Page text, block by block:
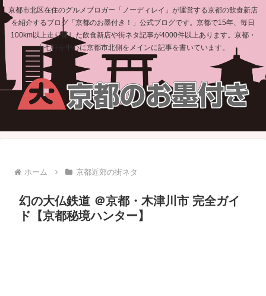
京都市北区在住のグルメブロガー「ノーディレイ」が運営する京都の飲食新店
を紹介するブログ「京都のお墨付き！」公式ブログです。京都で15年、毎日
100km以上走り探した飲食新店や街ネタ記事が4000件以上あります。京都・
上七軒を中心に京都市北側をメインに記事を書いています。
ホーム 京都近郊の街ネタ
幻の大仏鉄道 ＠京都・木津川市 完全ガイ
ド【京都秘境ハンター】